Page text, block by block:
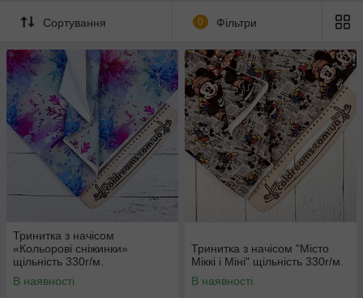
Сортування 0 Фільтри
Тринитка з начісом
«Кольорові сніжинки»
щільність 330г/м.
В наявності
Тринитка з начісом "Місто
Міккі і Міні" щільність 330г/м.
В наявності